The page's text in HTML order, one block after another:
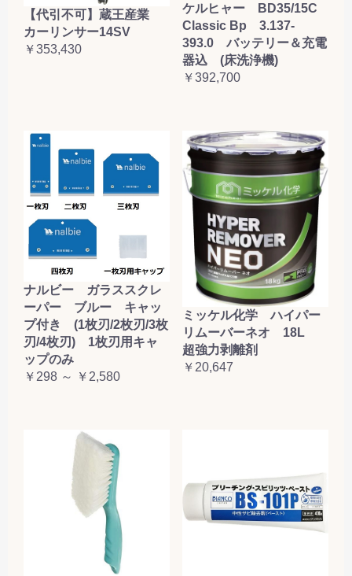
【代引不可】蔵王産業
カーリンサー14SV
￥353,430
ケルヒャー BD35/15C
Classic Bp 3.137-
393.0 バッテリー＆充電
器込 (床洗浄機)
￥392,700
ナルビー ガラススクレ
ーパー ブルー キャッ
プ付き (1枚刃/2枚刃/3枚
刃/4枚刃) 1枚刃用キャ
ップのみ
￥298 ～ ￥2,580
ミッケル化学 ハイパー
リムーバーネオ 18L
超強力剥離剤
￥20,647